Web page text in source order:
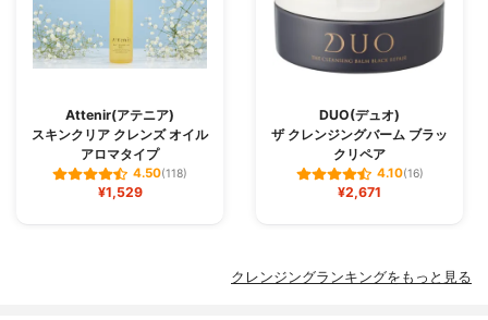
Attenir(アテニア)
スキンクリア クレンズ オイル
アロマタイプ
4.50(118)
¥1,529
DUO(デュオ)
ザ クレンジングバーム ブラッ
クリペア
4.10(16)
¥2,671
クレンジングランキングをもっと見る